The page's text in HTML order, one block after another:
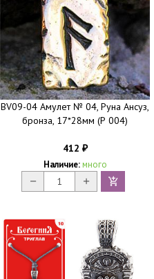
BV09-04 Амулет № 04, Руна Ансуз,
бронза, 17*28мм (Р 004)
412 ₽
Наличие: много